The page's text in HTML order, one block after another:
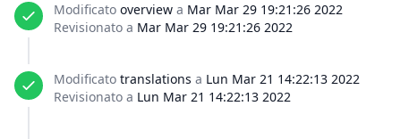
Modificato overview a Mar Mar 29 19:21:26 2022
Revisionato a Mar Mar 29 19:21:26 2022
Modificato translations a Lun Mar 21 14:22:13 2022
Revisionato a Lun Mar 21 14:22:13 2022